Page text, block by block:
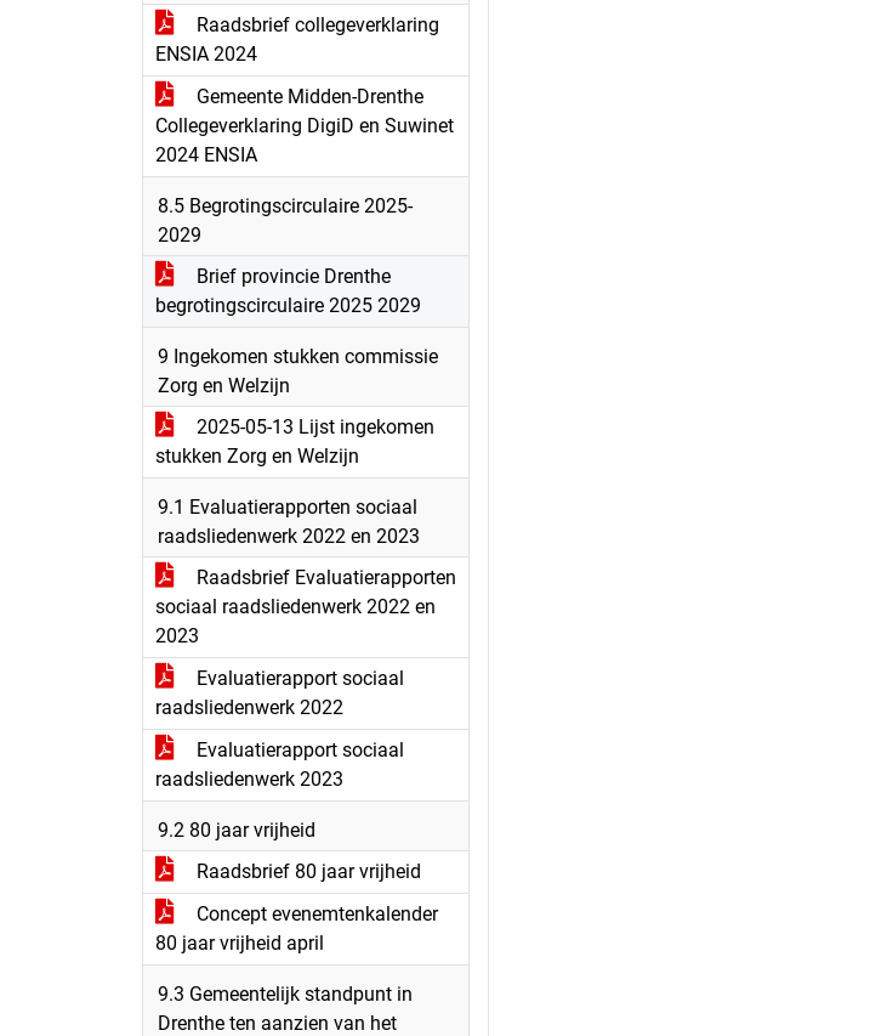
Raadsbrief collegeverklaring
ENSIA 2024
Gemeente Midden-Drenthe
Collegeverklaring DigiD en Suwinet
2024 ENSIA
8.5 Begrotingscirculaire 2025-
2029
Brief provincie Drenthe
begrotingscirculaire 2025 2029
9 Ingekomen stukken commissie
Zorg en Welzijn
2025-05-13 Lijst ingekomen
stukken Zorg en Welzijn
9.1 Evaluatierapporten sociaal
raadsliedenwerk 2022 en 2023
Raadsbrief Evaluatierapporten
sociaal raadsliedenwerk 2022 en
2023
Evaluatierapport sociaal
raadsliedenwerk 2022
Evaluatierapport sociaal
raadsliedenwerk 2023
9.2 80 jaar vrijheid
Raadsbrief 80 jaar vrijheid
Concept evenemtenkalender
80 jaar vrijheid april
9.3 Gemeentelijk standpunt in
Drenthe ten aanzien van het